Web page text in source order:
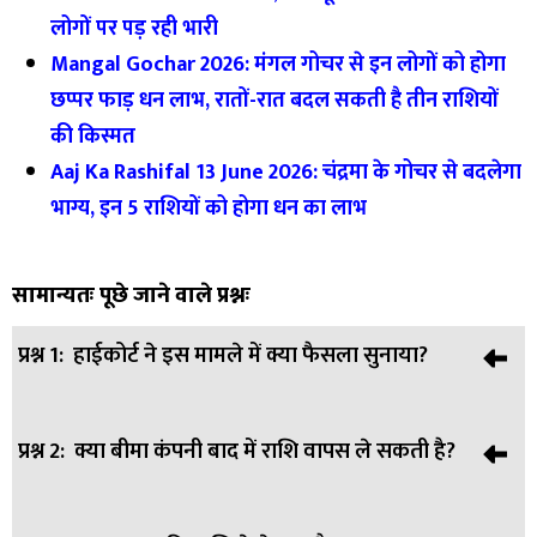
लोगों पर पड़ रही भारी
Mangal Gochar 2026: मंगल गोचर से इन लोगों को होगा
छप्पर फाड़ धन लाभ, रातों-रात बदल सकती है तीन राशियों
की किस्मत
Aaj Ka Rashifal 13 June 2026: चंद्रमा के गोचर से बदलेगा
भाग्य, इन 5 राशियों को होगा धन का लाभ
सामान्यतः पूछे जाने वाले प्रश्नः
प्रश्न 1: हाईकोर्ट ने इस मामले में क्या फैसला सुनाया?
उत्तर: हाईकोर्ट ने कहा कि सड़क दुर्घटना में मौत होने पर बीमा कंपनी
प्रश्न 2: क्या बीमा कंपनी बाद में राशि वापस ले सकती है?